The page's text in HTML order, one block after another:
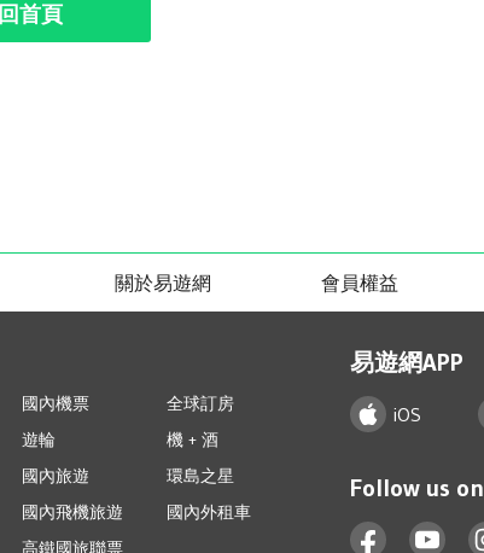
回首頁
關於易遊網 會員權益
國內機票
全球訂房
遊輪
機 + 酒
國內旅遊
環島之星
國內飛機旅遊
國內外租車
高鐵國旅聯票
易遊網APP
iOS
Follow us on